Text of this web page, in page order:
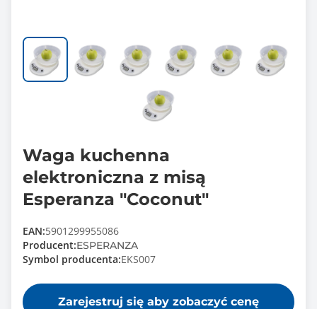
Waga kuchenna
elektroniczna z misą
Esperanza "Coconut"
EAN:5901299955086
Producent:ESPERANZA
Symbol producenta:EKS007
Zarejestruj się aby zobaczyć cenę